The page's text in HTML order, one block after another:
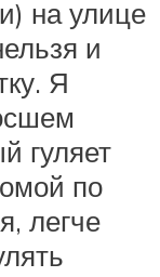
на улице
и
Я
гуляет
по
легче